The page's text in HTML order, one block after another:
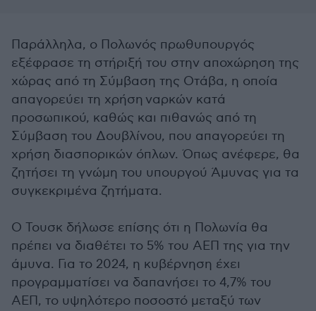
Παράλληλα, ο Πολωνός πρωθυπουργός
εξέφρασε τη στήριξή του στην αποχώρηση της
χώρας από τη Σύμβαση της Οτάβα, η οποία
απαγορεύει τη χρήση ναρκών κατά
προσωπικού, καθώς και πιθανώς από τη
Σύμβαση του Δουβλίνου, που απαγορεύει τη
χρήση διασπορικών όπλων. Όπως ανέφερε, θα
ζητήσει τη γνώμη του υπουργού Άμυνας για τα
συγκεκριμένα ζητήματα.
Ο Τουσκ δήλωσε επίσης ότι η Πολωνία θα
πρέπει να διαθέτει το 5% του ΑΕΠ της για την
άμυνα. Για το 2024, η κυβέρνηση έχει
προγραμματίσει να δαπανήσει το 4,7% του
ΑΕΠ, το υψηλότερο ποσοστό μεταξύ των